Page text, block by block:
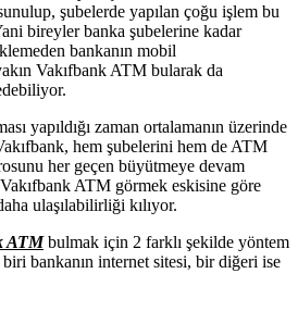
şubelerde yapılan çoğu işlem bu
bireyler banka şubelerine kadar
bankanın mobil
Vakıfbank ATM bularak da
yapıldığı zaman ortalamanın üzerinde
hem şubelerini hem de ATM
her geçen büyütmeye devam
ATM görmek eskisine göre
ulaşılabilirliği kılıyor.
ATMbulmak için 2 farklı şekilde yöntem
bankanın internet sitesi, bir diğeri ise